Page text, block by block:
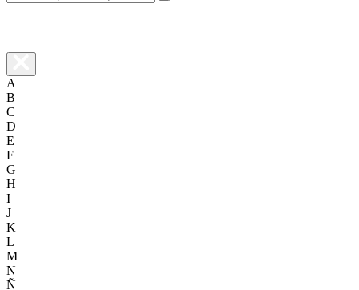
A
B
C
D
E
F
G
H
I
J
K
L
M
N
Ñ